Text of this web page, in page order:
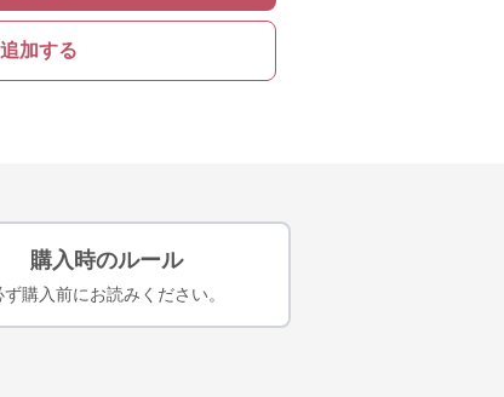
加する
購入時のルール
ず購入前にお読みください。